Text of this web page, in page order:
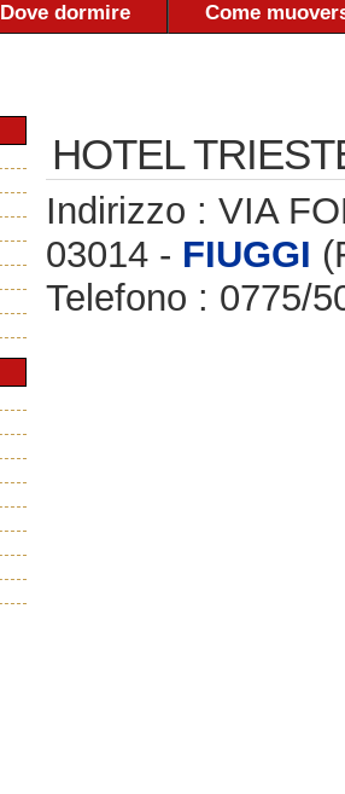
Dove dormire Come
HOTEL
Indirizzo : VIA
03014 - FIUGGI
Telefono : 0775/